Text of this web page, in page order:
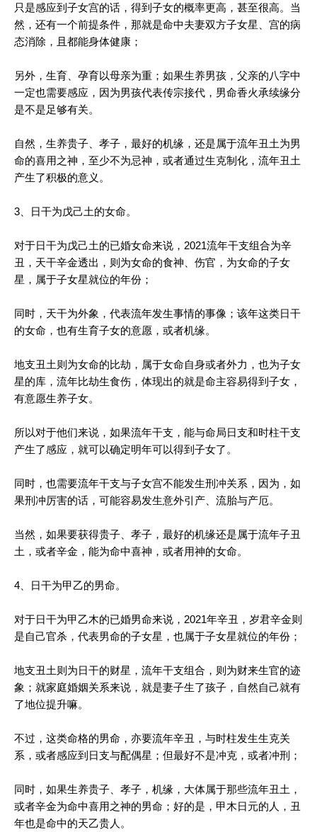
只是感应到子女宫的话，得到子女的概率更高，甚至很高。当
然，还有一个前提条件，那就是命中夫妻双方子女星、宫的病
态消除，且都能身体健康；
另外，生育、孕育以母亲为重；如果生养男孩，父亲的八字中
一定也需要感应，因为男孩代表传宗接代，男命香火承续缘分
是不是足够有关。
自然，生养贵子、孝子，最好的机缘，还是属于流年丑土为男
命的喜用之神，至少不为忌神，或者通过生克制化，流年丑土
产生了积极的意义。
3、日干为戊己土的女命。
对于日干为戊己土的已婚女命来说，2021流年干支组合为辛
丑，天干辛金透出，则为女命的食神、伤官，为女命的子女
星，属于子女星就位的年份；
同时，天干为外象，代表流年发生事情的事像；该年这类日干
的女命，也有生育子女的意愿，或者机缘。
地支丑土则为女命的比劫，属于女命自身或者外力，也为子女
星的库，流年比劫生食伤，体现出的就是命主容易得到子女，
有意愿生养子女。
所以对于他们来说，如果流年干支，能与命局日支和时柱干支
产生了感应，就可以确定明年可以得到子女了。
同时，也需要流年干支与子女宫不能发生刑冲关系，因为，如
果刑冲厉害的话，可能容易发生意外引产、流胎与产厄。
当然，如果要获得贵子、孝子，最好的机缘还是属于流年子丑
土，或者辛金，能为命中喜神，或者用神的女命。
4、日干为甲乙的男命。
对于日干为甲乙木的已婚男命来说，2021年辛丑，岁君辛金则
是自己官杀，代表男命的子女星，也属于子女星就位的年份；
地支丑土则为日干的财星，流年干支组合，则为财来生官的迹
象；就家庭婚姻关系来说，就是妻子生了孩子，自然自己就有
了地位提升嘛。
不过，这类命格的男命，亦要流年辛丑，与时柱发生生克关
系，或者感应到日支与配偶星；但最好不是冲克，或者冲刑；
同时，如果生养贵子、孝子，机缘，大体属于那些流年丑土，
或者辛金为命中喜用之神的男命；好的是，甲木日元的人，丑
年也是命中的天乙贵人。